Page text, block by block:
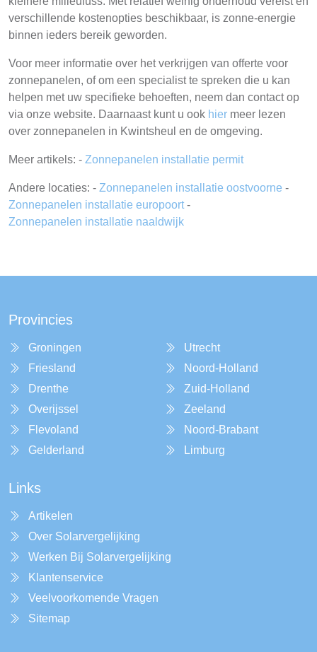
verschillende kostenopties beschikbaar, is zonne-energie
binnen ieders bereik geworden.
Voor meer informatie over het verkrijgen van offerte voor
zonnepanelen, of om een specialist te spreken die u kan
helpen met uw specifieke behoeften, neem dan contact op
via onze website. Daarnaast kunt u ook hier meer lezen
over zonnepanelen in Kwintsheul en de omgeving.
Meer artikels: - Zonnepanelen installatie permit
Andere locaties: - Zonnepanelen installatie oostvoorne -
Zonnepanelen installatie europoort-
Zonnepanelen installatie naaldwijk
Provincies
Groningen
Friesland
Drenthe
Overijssel
Flevoland
Gelderland
Utrecht
Noord-Holland
Zuid-Holland
Zeeland
Noord-Brabant
Limburg
Links
Artikelen
Over Solarvergelijking
Werken Bij Solarvergelijking
Klantenservice
Veelvoorkomende Vragen
Sitemap